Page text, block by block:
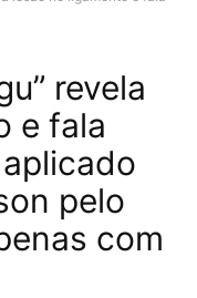
revela
e fala
pelo
com